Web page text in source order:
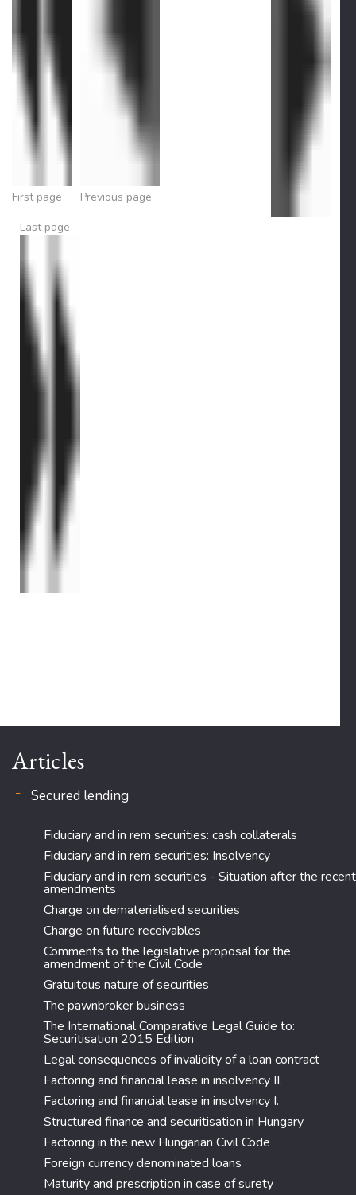
First page
Previous page
Last page
Articles
Secured lending
Fiduciary and in rem securities: cash collaterals
Fiduciary and in rem securities: Insolvency
Fiduciary and in rem securities - Situation after the recent
amendments
Charge on dematerialised securities
Charge on future receivables
Comments to the legislative proposal for the
amendment of the Civil Code
Gratuitous nature of securities
The pawnbroker business
The International Comparative Legal Guide to:
Securitisation 2015 Edition
Legal consequences of invalidity of a loan contract
Factoring and financial lease in insolvency II.
Factoring and financial lease in insolvency I.
Structured finance and securitisation in Hungary
Factoring in the new Hungarian Civil Code
Foreign currency denominated loans
Maturity and prescription in case of surety